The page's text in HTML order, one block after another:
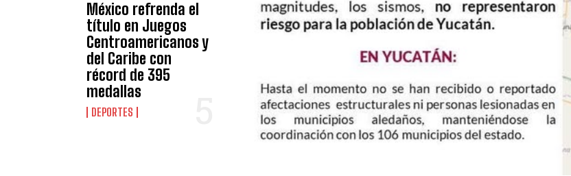
México refrenda el
título en Juegos
Centroamericanos y
del Caribe con
récord de 395
medallas
DEPORTES